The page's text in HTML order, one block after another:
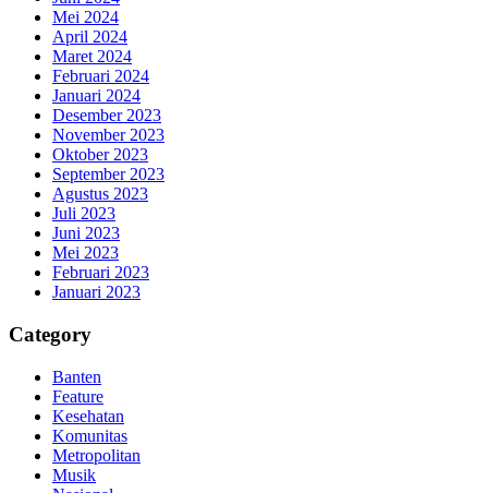
Mei 2024
April 2024
Maret 2024
Februari 2024
Januari 2024
Desember 2023
November 2023
Oktober 2023
September 2023
Agustus 2023
Juli 2023
Juni 2023
Mei 2023
Februari 2023
Januari 2023
Category
Banten
Feature
Kesehatan
Komunitas
Metropolitan
Musik